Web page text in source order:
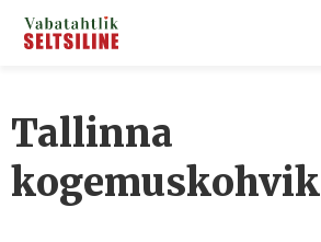
Tallinna
kogemuskohvik